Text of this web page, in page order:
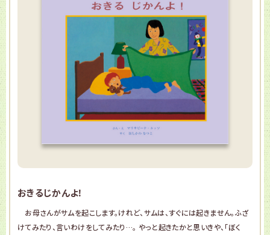
おきるじかんよ！
お母さんがサムを起こします。けれど、サムは、すぐには起きません。ふざ
けてみたり、言いわけをしてみたり…。 やっと起きたかと思いきや、「ぼく